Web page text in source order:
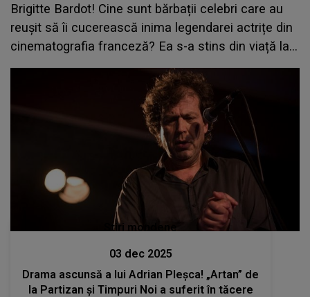
Brigitte Bardot! Cine sunt bărbații celebri care au
reușit să îi cucerească inima legendarei actrițe din
cinematografia franceză? Ea s-a stins din viață la
91 de ani
Stiri mondene
03 dec 2025
Drama ascunsă a lui Adrian Pleșca! „Artan” de
la Partizan și Timpuri Noi a suferit în tăcere